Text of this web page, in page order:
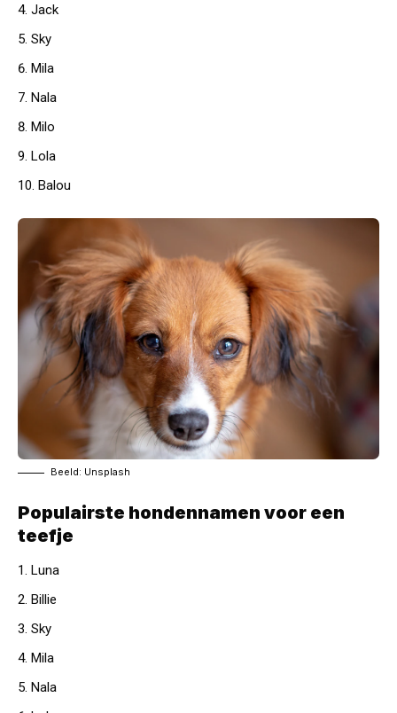
Jack
Sky
Mila
Nala
Milo
Lola
Balou
Beeld: Unsplash
Populairste hondennamen voor een
teefje
Luna
Billie
Sky
Mila
Nala